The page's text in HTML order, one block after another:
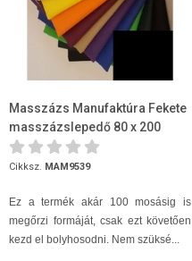
Masszázs Manufaktúra Fekete
masszázslepedő 80 x 200
Cikksz. MAM9539
Ez a termék akár 100 mosásig is
megőrzi formáját, csak ezt követően
kezd el bolyhosodni. Nem szüksé...